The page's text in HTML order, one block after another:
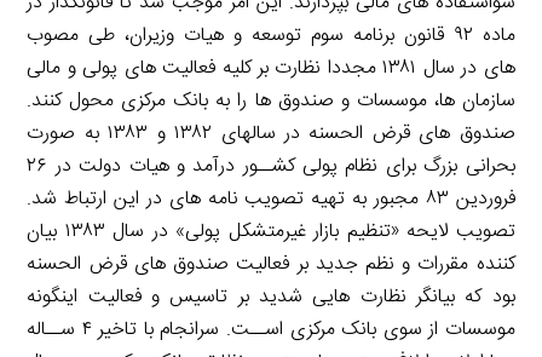
ماده ۹۲ قانون برنامه سوم توسعه و هیات وزیران، طی مصوب
های در سال ۱۳۸۱ مجددا نظارت بر کلیه فعالیت های پولی و مالی
سازمان ها، موسسات و صندوق ها را به بانک مرکزی محول کنند.
صندوق های قرض الحسنه در سالهای ۱۳۸۲ و ۱۳۸۳ به صورت
بحرانی بزرگ برای نظام پولی کشــور درآمد و هیات دولت در ۲۶
فروردین ۸۳ مجبور به تهیه تصویب نامه های در این ارتباط شد.
تصویب لایحه «تنظیم بازار غیرمتشکل پولی» در سال ۱۳۸۳ بیان
کننده مقررات و نظم جدید بر فعالیت صندوق های قرض الحسنه
بود که بیانگر نظارت هایی شدید بر تاسیس و فعالیت اینگونه
موسسات از سوی بانک مرکزی اســت. سرانجام با تاخیر ۴ ســاله